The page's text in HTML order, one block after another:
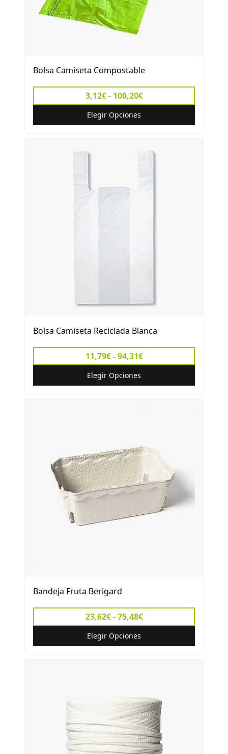
Bolsa Camiseta Compostable
3,12€ - 100,20€
Elegir Opciones
Bolsa Camiseta Reciclada Blanca
11,79€ - 94,31€
Elegir Opciones
Bandeja Fruta Berigard
23,62€ - 75,48€
Elegir Opciones